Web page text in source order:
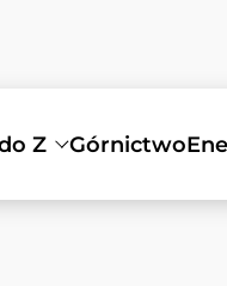
Z Górnictwo